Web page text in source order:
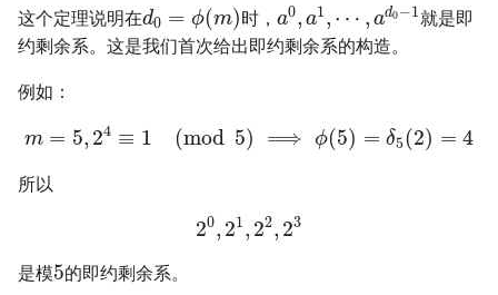
这个定理说明在d0 = ϕ(m)时， a0, a1, ⋯ , ad0−1就是即
约剩余系。这是我们首次给出即约剩余系的构造。
例如：
m = 5, 24 ≡ 1 (mod 5) ⟹ ϕ(5) = δ5(2) = 4
所以
20, 21, 22, 23
是模5的即约剩余系。